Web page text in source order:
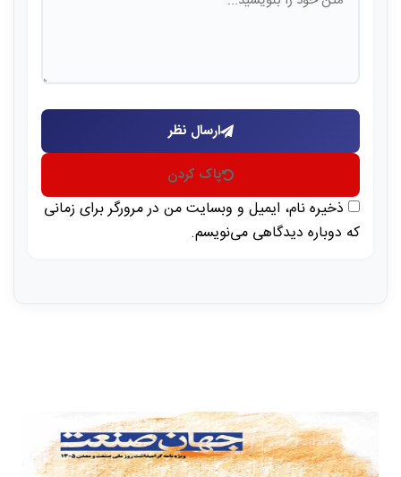
ارسال نظر
پاک کردن
ذخیره نام، ایمیل و وبسایت من در مرورگر برای زمانی
که دوباره دیدگاهی می‌نویسم.